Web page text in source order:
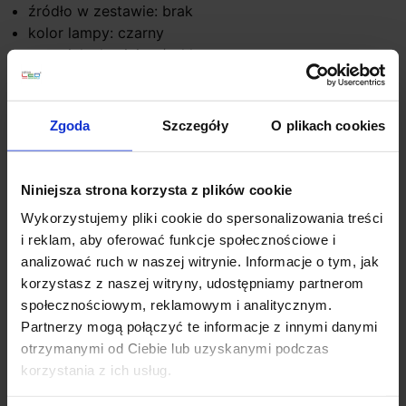
Zgoda Szczegóły O plikach cookies
Niniejsza strona korzysta z plików cookie
Wykorzystujemy pliki cookie do spersonalizowania treści
i reklam, aby oferować funkcje społecznościowe i
analizować ruch w naszej witrynie. Informacje o tym, jak
korzystasz z naszej witryny, udostępniamy partnerom
społecznościowym, reklamowym i analitycznym.
Partnerzy mogą połączyć te informacje z innymi danymi
otrzymanymi od Ciebie lub uzyskanymi podczas
korzystania z ich usług.
źródło w zestawie: brak
kolor lampy: czarny
materiał: aluminium/szkło
IP: IP44
Szczegóły produktu
Zobacz także